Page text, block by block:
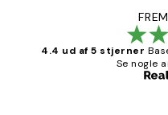
4.4 ud af 5 stjerner
Se nogle